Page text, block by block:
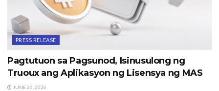
PRESS RELEASE
Pagtutuon sa Pagsunod, Isinusulong ng
Truoux ang Aplikasyon ng Lisensya ng MAS
JUNE 26, 2026